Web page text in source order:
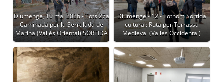
Diumenge, 10 mai 2026 - Tots 27a
Caminada per la Serralada de
Marina (Vallès Oriental) SORTIDA
Diumenge - 12 - Tothom Sortida
cultural: Ruta per Terrassa
Medieval (Vallès Occidental)